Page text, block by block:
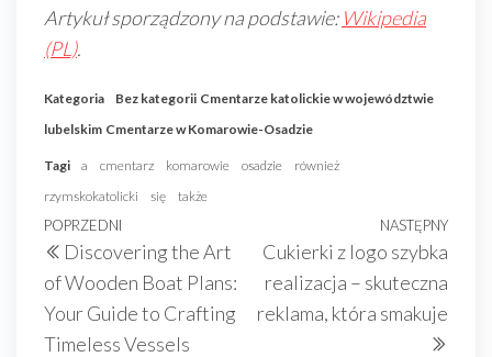
Artykuł sporządzony na podstawie: Wikipedia
(PL).
Kategoria Bez kategorii Cmentarze katolickie w województwie
lubelskim Cmentarze w Komarowie-Osadzie
Tagi a cmentarz komarowie osadzie
również
rzymskokatolicki
się także
Nawigacja
wpisu
Poprzedni
wpis
POPRZEDNI
Discovering the Art
of Wooden Boat Plans:
Your Guide to Crafting
Timeless Vessels
NASTĘPNY
Cukierki z logo szybka
realizacja – skuteczna
reklama, która smakuje